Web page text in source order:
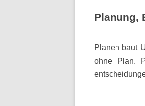
Planung,
Planen baut
ohne Plan.